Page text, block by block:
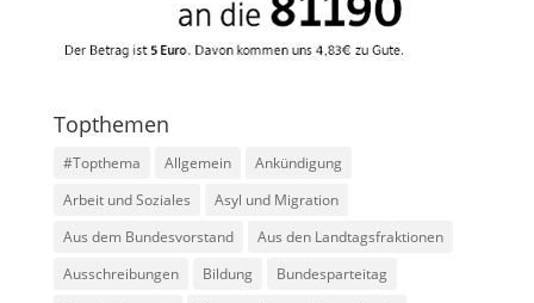
Topthemen
#Topthema Allgemein
Ankündigung
Arbeit und Soziales
Asyl und Migration
Aus dem Bundesvorstand
Aus den Landtagsfraktionen
Ausschreibungen
Bildung
Bundesparteitag